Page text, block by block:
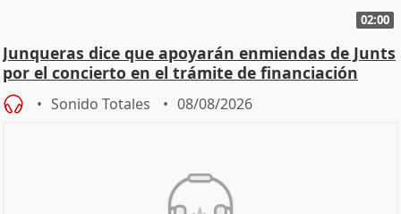
02:00
Junqueras dice que apoyarán enmiendas de Junts
por el concierto en el trámite de financiación
Sonido Totales 08/08/2026